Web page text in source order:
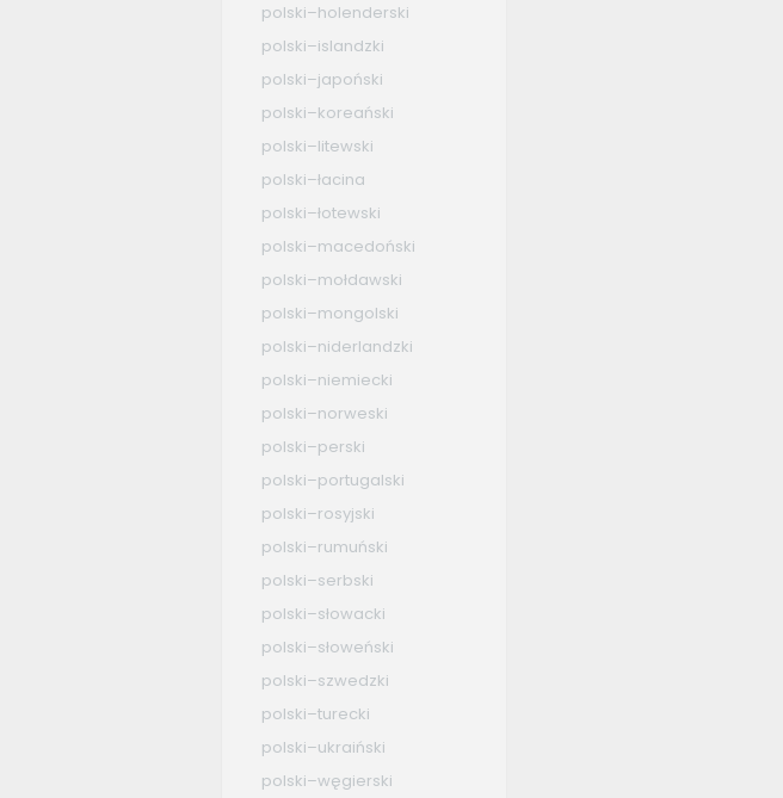
polski–holenderski
polski–islandzki
polski–japoński
polski–koreański
polski–litewski
polski–łacina
polski–łotewski
polski–macedoński
polski–mołdawski
polski–mongolski
polski–niderlandzki
polski–niemiecki
polski–norweski
polski–perski
polski–portugalski
polski–rosyjski
polski–rumuński
polski–serbski
polski–słowacki
polski–słoweński
polski–szwedzki
polski–turecki
polski–ukraiński
polski–węgierski